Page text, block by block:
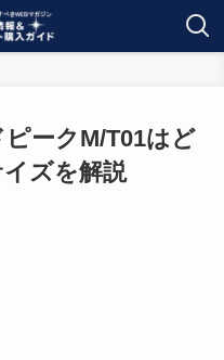
ークM/T01はど
ズを解説